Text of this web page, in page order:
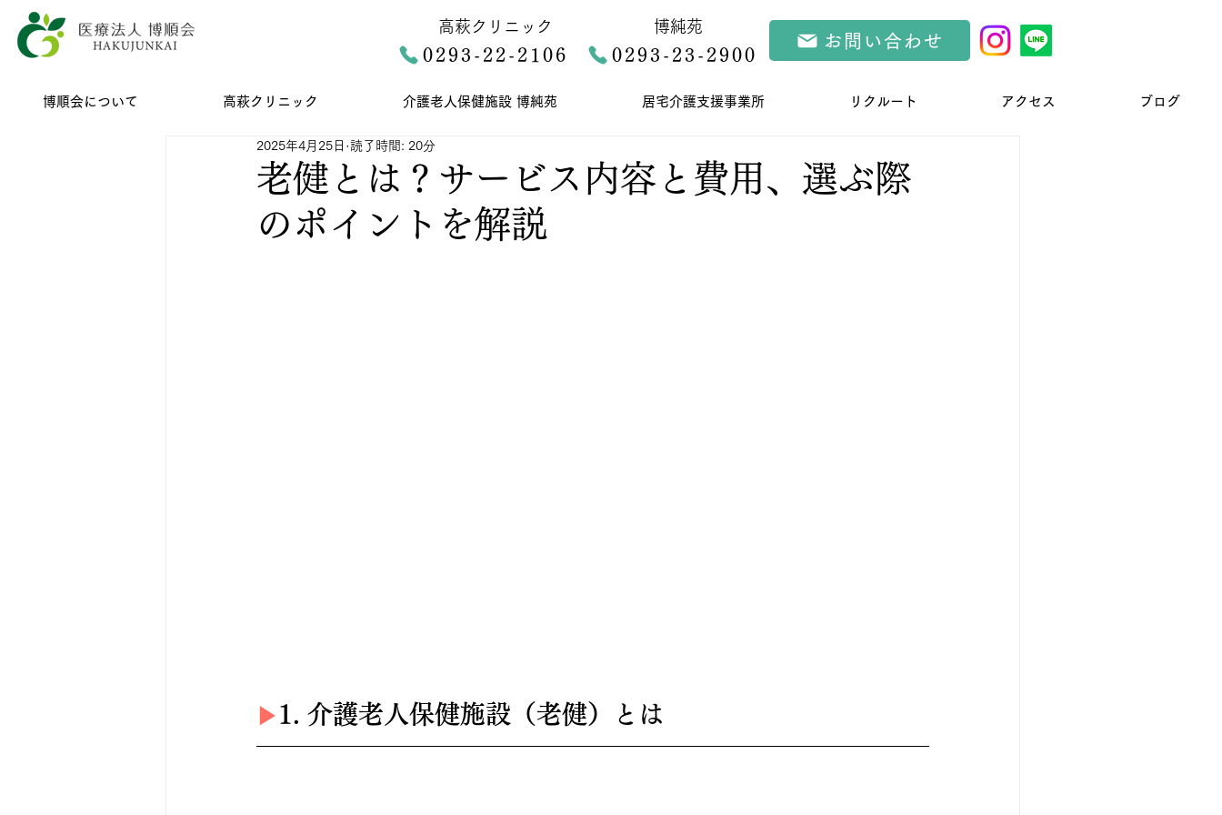
高萩クリニック
0293-22-2106
博純苑
0293-23-2900
お問い合わせ
博順会について 高萩クリニック 介護老人保健施設 博純苑 居宅介護支援事業所 リクルート アクセス ブログ
老健とは？サービス内容と費用、選ぶ際
のポイントを解説
2025年4月25日 読了時間: 20分
▶︎ 1. 介護老人保健施設（老健）とは